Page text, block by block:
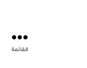
القائمة